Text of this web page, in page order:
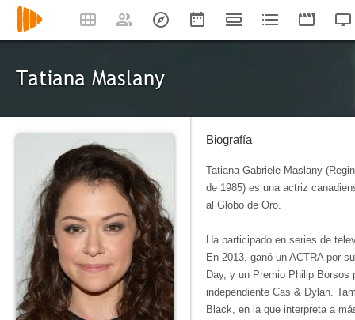
Tatiana Maslany
Biografía
Tatiana Gabriele Maslany
de 1985) es una actriz
al Globo de Oro.
Ha participado en series de
En 2013, ganó un ACTRA por
Day, y un Premio Philip
independiente Cas & Dylan.
Black, en la que interpreta a